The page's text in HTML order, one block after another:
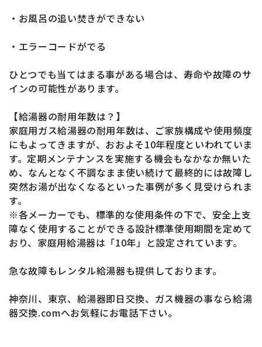
・お風呂の追い焚きができない
・エラーコードがでる
ひとつでも当てはまる事がある場合は、寿命や故障のサ
インの可能性があります。
【給湯器の耐用年数は？】
家庭用ガス給湯器の耐用年数は、ご家族構成や使用頻度
にもよってきますが、おおよそ10年程度といわれていま
す。定期メンテナンスを実施する機会もなかなか無いた
め、なんとなく不調なまま使い続けて最終的には故障し
突然お湯が出なくなるといった事例が多く見受けられま
す。
※各メーカーでも、標準的な使用条件の下で、安全上支
障なく使用することができる設計標準使用期間を定めて
おり、家庭用給湯器は「10年」と設定されています。
急な故障もレンタル給湯器も提供しております。
神奈川、東京、給湯器即日交換、ガス機器の事なら給湯
器交換.comへお気軽にお電話下さい。